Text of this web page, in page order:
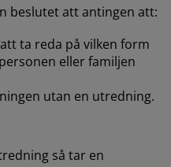
beslutet att antingen att:
ta reda på vilken form
eller familjen
utan en utredning.
så tar en